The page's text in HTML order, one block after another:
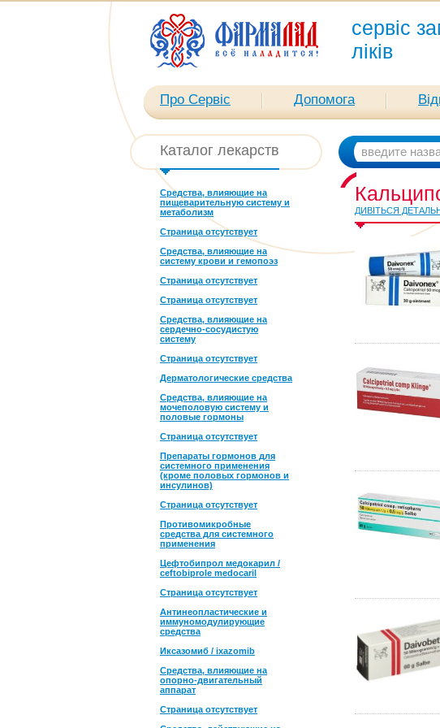
сервіс
ліків
Про Сервіс Допомога
Каталог лекарств
Средства, влияющие на
пищеварительную систему и
метаболизм
Страница отсутствует
Средства, влияющие на
систему крови и гемопоэз
Страница отсутствует
Страница отсутствует
Средства, влияющие на
сердечно-сосудистую
систему
Страница отсутствует
Дерматологические средства
Средства, влияющие на
мочеполовую систему и
половые гормоны
Страница отсутствует
Препараты гормонов для
системного применения
(кроме половых гормонов и
инсулинов)
Страница отсутствует
Противомикробные
средства для системного
применения
Цефтобипрол медокарил /
ceftobiprole medocaril
Страница отсутствует
Антинеопластические и
иммуномодулирующие
средства
Иксазомиб / ixazomib
Средства, влияющие на
опорно-двигательный
аппарат
Страница отсутствует
ДИВІТЬСЯ